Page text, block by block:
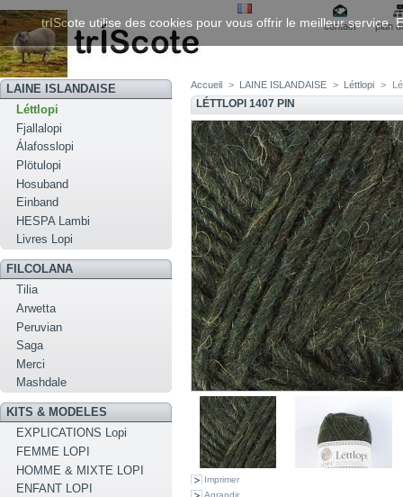
contact plan
LAINE ISLANDAISE
Léttlopi
Fjallalopi
Álafosslopi
Plötulopi
Hosuband
Einband
HESPA Lambi
Livres Lopi
FILCOLANA
Tilia
Arwetta
Peruvian
Saga
Merci
Mashdale
KITS & MODELES
EXPLICATIONS Lopi
FEMME LOPI
HOMME & MIXTE LOPI
ENFANT LOPI
Accueil > LAINE ISLANDAISE > Léttlopi >
LÉTTLOPI 1407 PIN
Imprimer
trIScote utilise des cookies pour vous offrir le meilleur